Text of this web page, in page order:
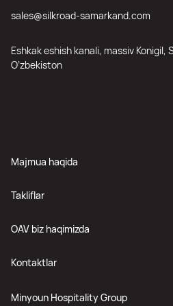
Majmua haqida
Takliflar
OAV biz haqimizda
Kontaktlar
Minyoun Hospitality Group
sales@silkroad-samarkand.com
Eshkak eshish kanali, massiv Konigil,
O’zbekiston